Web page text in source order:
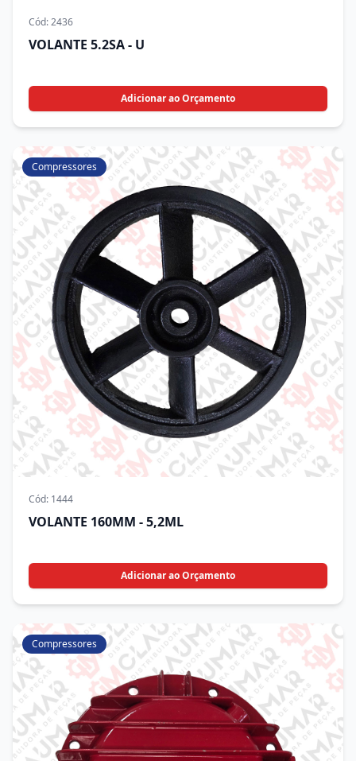
Cód:2436
VOLANTE 5.2SA - U
Adicionar ao Orçamento
Compressores
Cód: 1444
VOLANTE 160MM - 5,2ML
Adicionar ao Orçamento
Compressores